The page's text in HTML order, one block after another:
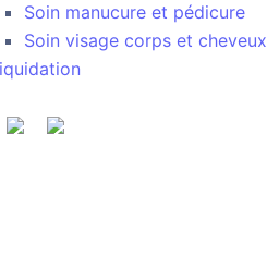
Soin manucure et pédicure
Soin visage corps et cheveux